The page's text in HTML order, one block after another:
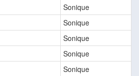
Sonique
Sonique
Sonique
Sonique
Sonique